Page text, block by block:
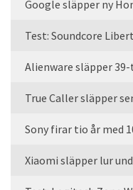
Google släpper ny
Test: Soundcore
Alienware släpper
True Caller släpper
Sony firar tio år med
Xiaomi släpper lur